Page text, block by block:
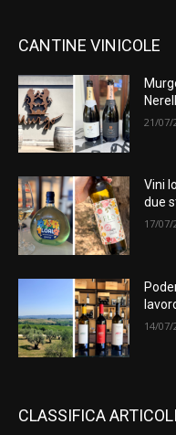
CANTINE VINICOLE
21/07/
Vini
due
17/07/
14/07/
CLASSIFICA